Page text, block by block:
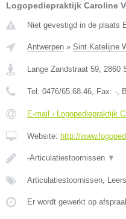
Logopediepraktijk Caroline
Niet gevestigd in de plaats
Antwerpen » Sint Katelijne
Lange Zandstraat 59, 2860
Tel: 0476/65.68.46, Fax: -,
E-mail › Logopediepraktijk
Website: http://
-Articulatiestoornissen ▼
Articulatiestoornissen,
Er wordt gewerkt op